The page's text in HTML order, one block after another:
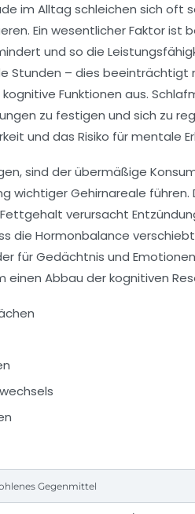
im Alltag schleichen sich oft
Ein wesentlicher Faktor ist
und so die
Stunden – dies beeinträchtigt
Funktionen aus.
zu festigen und sich zu
und das Risiko für mentale
sind der übermäßige
wichtiger Gehirnareale führen.
verursacht
die Hormonbalance
für Gedächtnis und
Abbau der kognitiven
Gegenmittel